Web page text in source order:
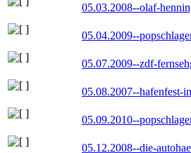
05.03.2008--olaf-
05.04.2009--
05.07.2009--zdf-
05.08.2007--hafenfest-
05.09.2010--
05.12.2008--die-